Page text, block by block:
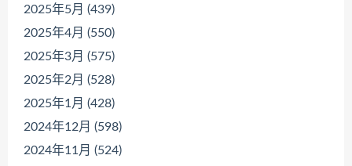
2025年5月 (439)
2025年4月 (550)
2025年3月 (575)
2025年2月 (528)
2025年1月 (428)
2024年12月 (598)
2024年11月 (524)